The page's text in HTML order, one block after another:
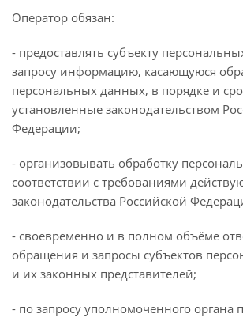
Оператор обязан:
- предоставлять субъекту
запросу информацию, касающуюся
персональных данных, в порядке и
установленные законодательством
Федерации;
- организовывать обработку
соответствии с требованиями
законодательства Российской
- своевременно и в полном объёме
обращения и запросы субъектов
и их законных представителей;
- по запросу уполномоченного органа